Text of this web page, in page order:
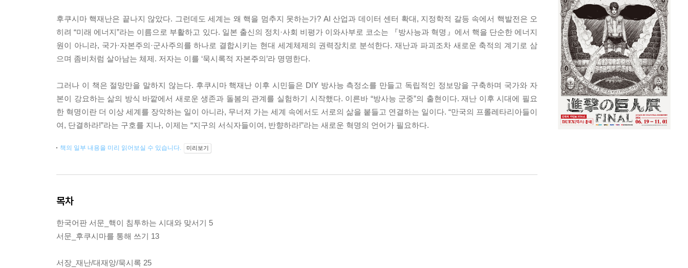
후쿠시마 핵재난은 끝나지 않았다. 그런데도 세계는 왜 핵을 멈추지 못하는가? AI 산업과 데이터 센터 확대, 지정학적 갈등 속에서 핵발전은 오
히려 “미래 에너지”라는 이름으로 부활하고 있다. 일본 출신의 정치·사회 비평가 이와사부로 코소는 『방사능과 혁명』에서 핵을 단순한 에너지
원이 아니라, 국가·자본주의·군사주의를 하나로 결합시키는 현대 세계체제의 권력장치로 분석한다. 재난과 파괴조차 새로운 축적의 계기로 삼
으며 좀비처럼 살아남는 체제. 저자는 이를 ‘묵시록적 자본주의’라 명명한다.
그러나 이 책은 절망만을 말하지 않는다. 후쿠시마 핵재난 이후 시민들은 DIY 방사능 측정소를 만들고 독립적인 정보망을 구축하며 국가와 자
본이 강요하는 삶의 방식 바깥에서 새로운 생존과 돌봄의 관계를 실험하기 시작했다. 이른바 “방사능 군중”의 출현이다. 재난 이후 시대에 필요
한 혁명이란 더 이상 세계를 장악하는 일이 아니라, 무너져 가는 세계 속에서도 서로의 삶을 붙들고 연결하는 일이다. “만국의 프롤레타리아들이
여, 단결하라!”라는 구호를 지나, 이제는 “지구의 서식자들이여, 반향하라!”라는 새로운 혁명의 언어가 필요하다.
책의 일부 내용을 미리 읽어보실 수 있습니다. 미리보기
목차
한국어판 서문_핵이 침투하는 시대와 맞서기 5
서문_후쿠시마를 통해 쓰기 13
서장_재난/대재앙/묵시록 25